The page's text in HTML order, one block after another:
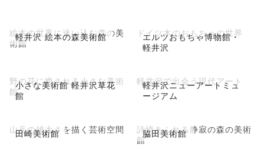
軽井沢 絵本の森美術館
絵本の世界に迷い込む森の美
術館
エルツおもちゃ博物館・
軽井沢
ドイツ木のおもちゃの世界
小さな美術館 軽井沢草花
館
野の花に癒される小さな美術
館
軽井沢ニューアートミュ
ージアム
軽井沢で出会う現代アート
田崎美術館
山岳の雄大さを描く芸術空間 脇田美術館
詩情あふれる静寂の森の美術
館